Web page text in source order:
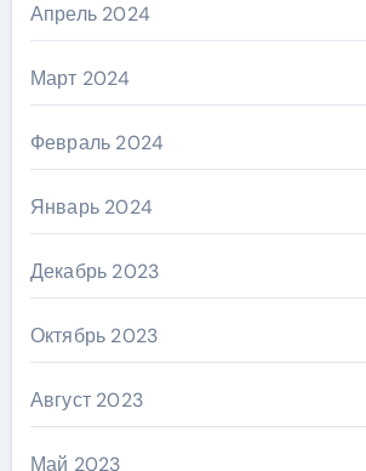
Апрель 2024
Март 2024
Февраль 2024
Январь 2024
Декабрь 2023
Октябрь 2023
Август 2023
Май 2023